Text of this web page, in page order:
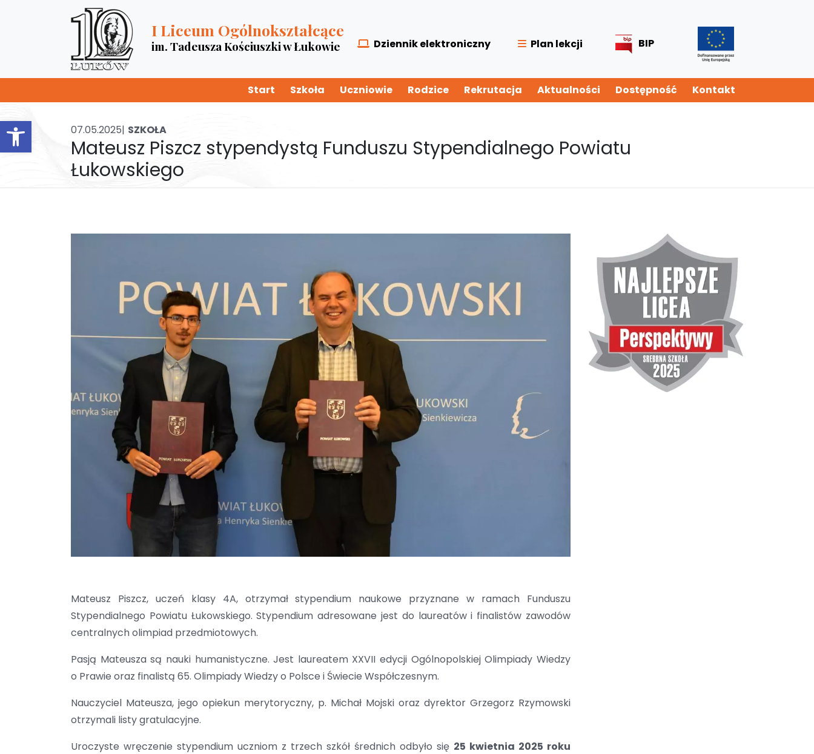
Otwórz pasek narzędzi
I Liceum Ogólnokształcące
im. Tadeusza Kościuszki w Łukowie Dziennik elektroniczny Plan lekcji BIP
Start Szkoła Uczniowie Rodzice Rekrutacja Aktualności Dostępność Kontakt
07.05.2025| SZKOŁA
Mateusz Piszcz stypendystą Funduszu Stypendialnego Powiatu
Łukowskiego
Mateusz Piszcz, uczeń klasy 4A, otrzymał stypendium naukowe przyznane w ramach Funduszu
Stypendialnego Powiatu Łukowskiego. Stypendium adresowane jest do laureatów i finalistów zawodów
centralnych olimpiad przedmiotowych.
Pasją Mateusza są nauki humanistyczne. Jest laureatem XXVII edycji Ogólnopolskiej Olimpiady Wiedzy
o Prawie oraz finalistą 65. Olimpiady Wiedzy o Polsce i Świecie Współczesnym.
Nauczyciel Mateusza, jego opiekun merytoryczny, p. Michał Mojski oraz dyrektor Grzegorz Rzymowski
otrzymali listy gratulacyjne.
Uroczyste wręczenie stypendium uczniom z trzech szkół średnich odbyło się 25 kwietnia 2025 roku